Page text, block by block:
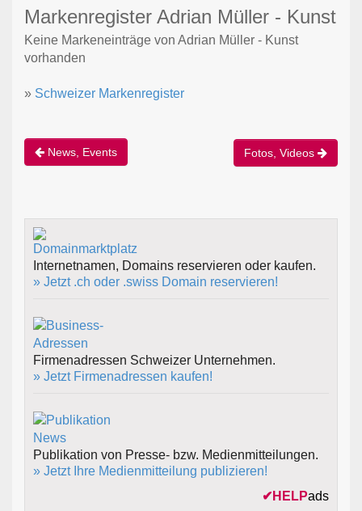
Markenregister Adrian Müller - Kunst
Keine Markeneinträge von Adrian Müller - Kunst
vorhanden
» Schweizer Markenregister
News, Events Fotos, Videos
Internetnamen, Domains reservieren oder kaufen.
» Jetzt .ch oder .swiss Domain reservieren!
Firmenadressen Schweizer Unternehmen.
» Jetzt Firmenadressen kaufen!
Publikation von Presse- bzw. Medienmitteilungen.
» Jetzt Ihre Medienmitteilung publizieren!
✔ HELPads